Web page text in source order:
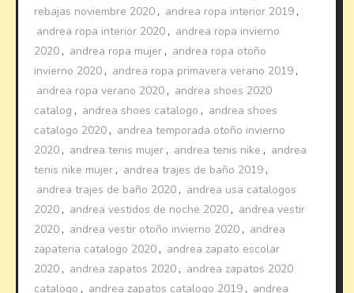
rebajas noviembre 2020 , andrea ropa interior 2019 ,
andrea ropa interior 2020 , andrea ropa invierno
2020 , andrea ropa mujer , andrea ropa otoño
invierno 2020 , andrea ropa primavera verano 2019 ,
andrea ropa verano 2020 , andrea shoes 2020
catalog , andrea shoes catalogo , andrea shoes
catalogo 2020 , andrea temporada otoño invierno
2020 , andrea tenis mujer , andrea tenis nike , andrea
tenis nike mujer , andrea trajes de baño 2019 ,
andrea trajes de baño 2020 , andrea usa catalogos
2020 , andrea vestidos de noche 2020 , andrea vestir
2020 , andrea vestir otoño invierno 2020 , andrea
zapateria catalogo 2020 , andrea zapato escolar
2020 , andrea zapatos 2020 , andrea zapatos 2020
catalogo , andrea zapatos catalogo 2019 , andrea